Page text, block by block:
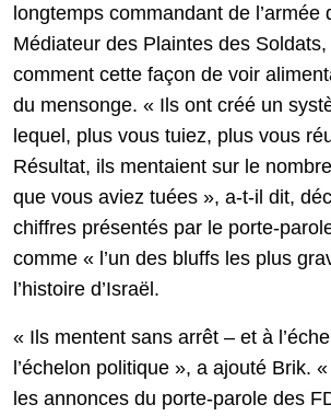
longtemps commandant de l’armée
Médiateur des Plaintes des
comment cette façon de voir
du mensonge. « Ils ont créé un
lequel, plus vous tuiez, plus vous
Résultat, ils mentaient sur le
que vous aviez tuées », a-t-il dit,
chiffres présentés par le porte-
comme « l’un des bluffs les plus
l’histoire d’Israël.
« Ils mentent sans arrêt – et à
l’échelon politique », a ajouté Brik.
les annonces du porte-parole des